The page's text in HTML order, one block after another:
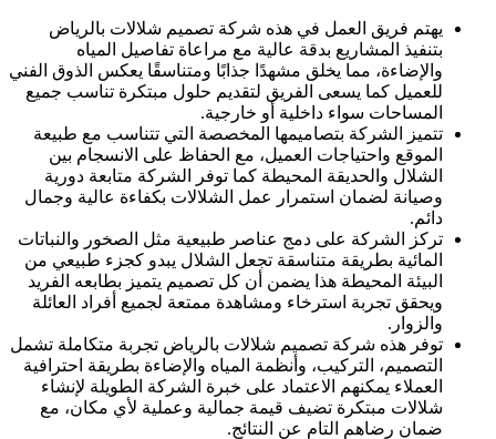
يهتم فريق العمل في هذه شركة تصميم شلالات بالرياض
بتنفيذ المشاريع بدقة عالية مع مراعاة تفاصيل المياه
والإضاءة، مما يخلق مشهدًا جذابًا ومتناسقًا يعكس الذوق الفني
للعميل كما يسعى الفريق لتقديم حلول مبتكرة تناسب جميع
المساحات سواء داخلية أو خارجية.
تتميز الشركة بتصاميمها المخصصة التي تتناسب مع طبيعة
الموقع واحتياجات العميل، مع الحفاظ على الانسجام بين
الشلال والحديقة المحيطة كما توفر الشركة متابعة دورية
وصيانة لضمان استمرار عمل الشلالات بكفاءة عالية وجمال
دائم.
تركز الشركة على دمج عناصر طبيعية مثل الصخور والنباتات
المائية بطريقة متناسقة تجعل الشلال يبدو كجزء طبيعي من
البيئة المحيطة هذا يضمن أن كل تصميم يتميز بطابعه الفريد
ويحقق تجربة استرخاء ومشاهدة ممتعة لجميع أفراد العائلة
والزوار.
توفر هذه شركة تصميم شلالات بالرياض تجربة متكاملة تشمل
التصميم، التركيب، وأنظمة المياه والإضاءة بطريقة احترافية
العملاء يمكنهم الاعتماد على خبرة الشركة الطويلة لإنشاء
شلالات مبتكرة تضيف قيمة جمالية وعملية لأي مكان، مع
ضمان رضاهم التام عن النتائج.